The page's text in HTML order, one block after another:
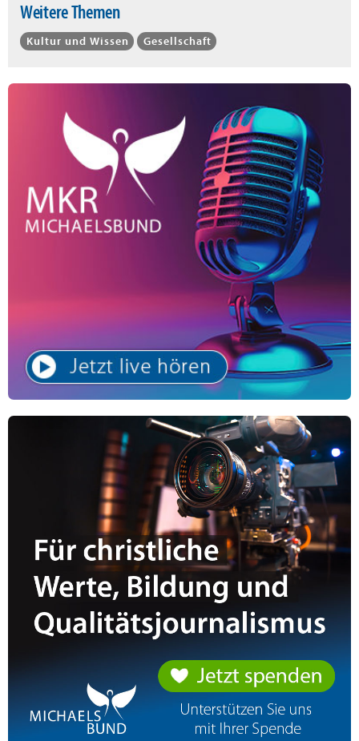
Weitere Themen
Kultur und Wissen Gesellschaft